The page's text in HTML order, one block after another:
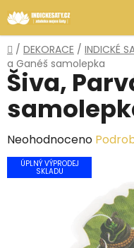
na
obsah
Domů
/ DEKORACE / INDICKÉ
a Ganéš samolepka
Šiva,
Průměrné
hodnocení
produktu
Neohodnoceno
ÚPLNÝ VÝPRODEJ
SKLADU